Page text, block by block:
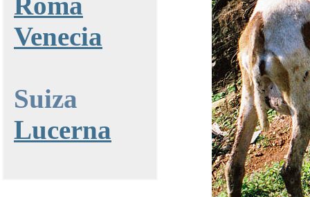
Venecia
Suiza
Lucerna